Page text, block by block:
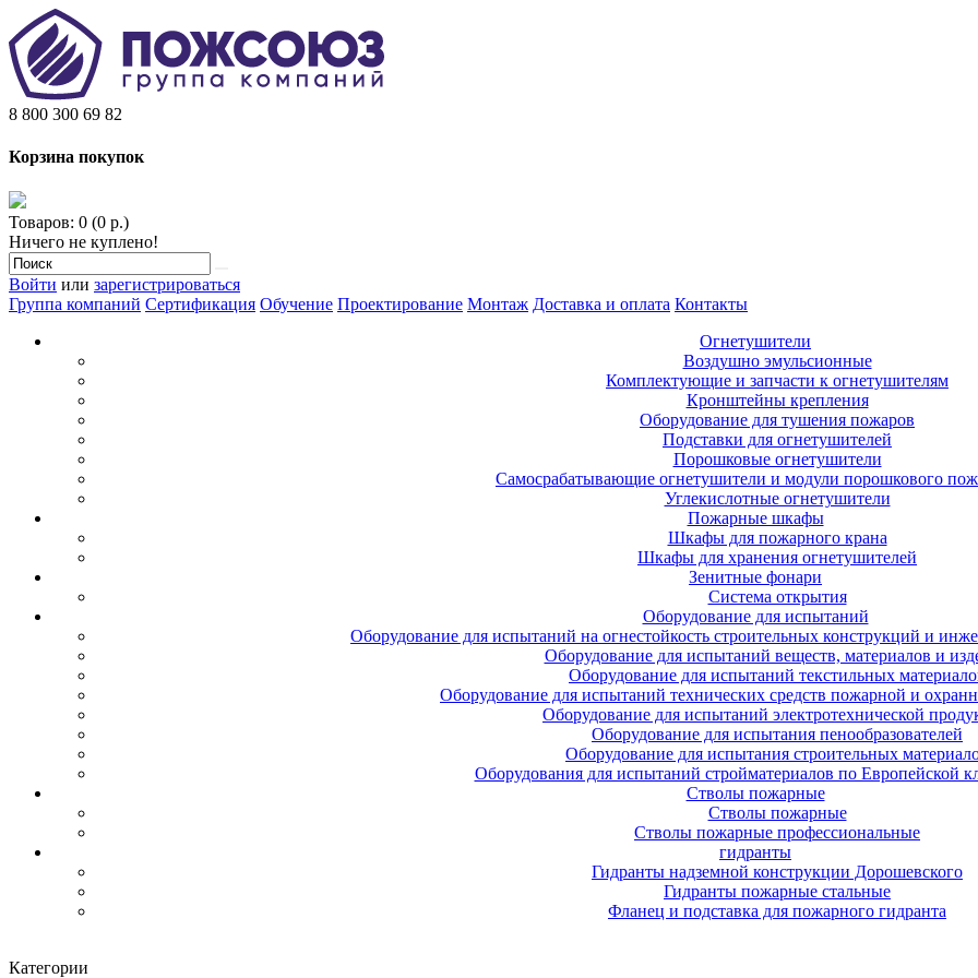
8 800 300 69 82
Корзина покупок
Товаров: 0 (0 р.)
Ничего не куплено!
Войти или зарегистрироваться
Группа компаний Сертификация Обучение Проектирование Монтаж Доставка и оплата Контакты
Огнетушители
Воздушно эмульсионные
Комплектующие и запчасти к огнетушителям
Кронштейны крепления
Оборудование для тушения пожаров
Подставки для огнетушителей
Порошковые огнетушители
Самосрабатывающие огнетушители и модули порошкового
Углекислотные огнетушители
Пожарные шкафы
Шкафы для пожарного крана
Шкафы для хранения огнетушителей
Зенитные фонари
Система открытия
Оборудование для испытаний
Оборудование для испытаний на огнестойкость строительных конструкций и
Оборудование для испытаний веществ, материалов и
Оборудование для испытаний текстильных
Оборудование для испытаний технических средств пожарной и
Оборудование для испытаний электротехнической
Оборудование для испытания пенообразователей
Оборудование для испытания строительных
Оборудования для испытаний стройматериалов по Европейской
Стволы пожарные
Стволы пожарные
Стволы пожарные профессиональные
гидранты
Гидранты надземной конструкции Дорошевского
Гидранты пожарные стальные
Фланец и подставка для пожарного гидранта
Категории